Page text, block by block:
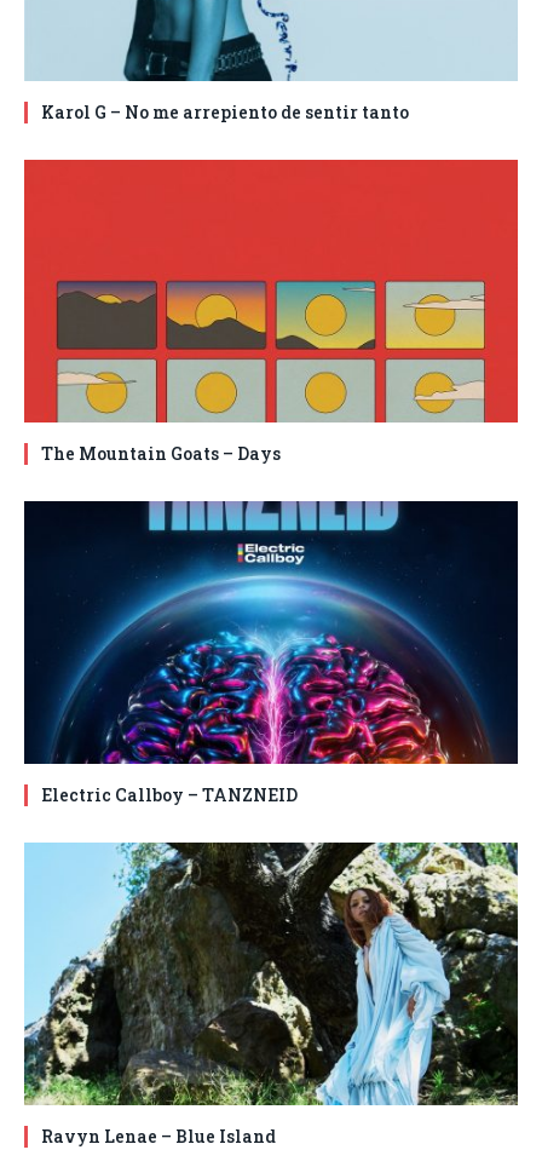
Karol G – No me arrepiento de sentir tanto
The Mountain Goats – Days
Electric Callboy – TANZNEID
Ravyn Lenae – Blue Island